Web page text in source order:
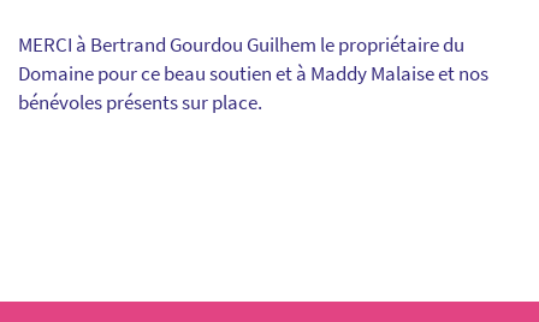
MERCI à Bertrand Gourdou Guilhem le propriétaire du
Domaine pour ce beau soutien et à Maddy Malaise et nos
bénévoles présents sur place.